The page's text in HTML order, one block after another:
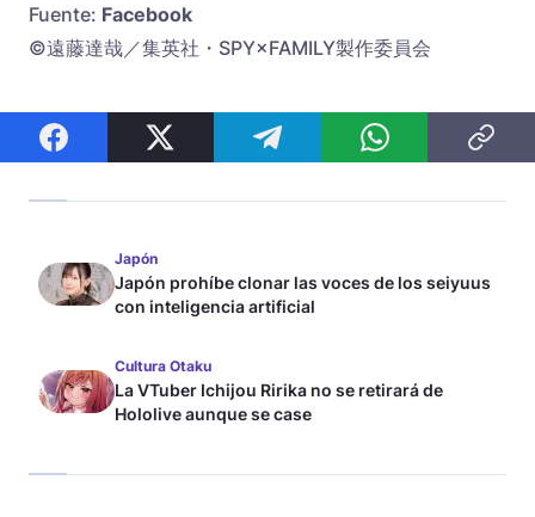
Fuente: Facebook
©遠藤達哉／集英社・SPY×FAMILY製作委員会
Japón
Japón prohíbe clonar las voces de los seiyuus
con inteligencia artificial
Cultura Otaku
La VTuber Ichijou Ririka no se retirará de
Hololive aunque se case